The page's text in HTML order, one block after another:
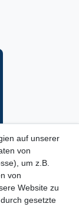
auf unserer
von
um z.B.
von
Website zu
gesetzte